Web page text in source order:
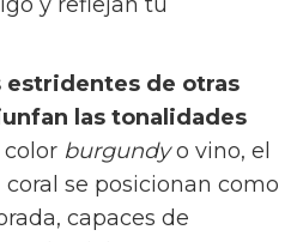
que es posible unir
y un ajuste real que te
segura y liberada en tus
ya la operación bikini o
de antes de irte de